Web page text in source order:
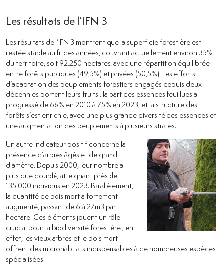
Les résultats de l’IFN 3
Les résultats de l’IFN 3 montrent que la superficie forestière est
restée stable au fil des années, couvrant actuellement environ 35%
du territoire, soit 92.250 hectares, avec une répartition équilibrée
entre forêts publiques (49,5%) et privées (50,5%). Les efforts
d’adaptation des peuplements forestiers engagés depuis deux
décennies portent leurs fruits : la part des essences feuillues a
progressé de 66% en 2010 à 75% en 2023, et la structure des
forêts s’est enrichie, avec une plus grande diversité des essences et
une augmentation des peuplements à plusieurs strates.
Un autre indicateur positif concerne la
présence d’arbres âgés et de grand
diamètre. Depuis 2000, leur nombre a
plus que doublé, atteignant près de
135.000 individus en 2023. Parallèlement,
la quantité de bois mort a fortement
augmenté, passant de 6 à 27m3 par
hectare. Ces éléments jouent un rôle
crucial pour la biodiversité forestière ; en
effet, les vieux arbres et le bois mort
offrent des microhabitats indispensables à de nombreuses espèces
spécialisées.